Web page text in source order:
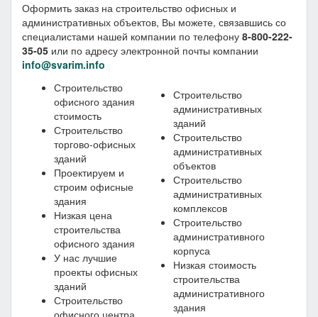
Оформить заказ на строительство офисных и
административных объектов, Вы можете, связавшись со
специалистами нашей компании по телефону 8-800-222-
35-05 или по адресу электронной почты компании
info@svarim.info
Строительство
офисного здания
стоимость
Строительство
торгово-офисных
зданий
Проектируем и
строим офисные
здания
Низкая цена
строительства
офисного здания
У нас лучшие
проекты офисных
зданий
Строительство
Строительство
административных
зданий
Строительство
административных
объектов
Строительство
административных
комплексов
Строительство
административного
корпуса
Низкая стоимость
строительства
административного
здания